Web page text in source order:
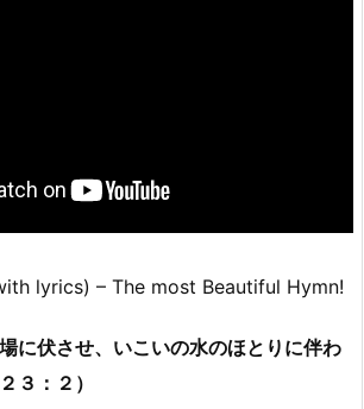
lyrics) – The most Beautiful Hymn!
に伏させ、いこいの水のほとりに伴わ
３：２）